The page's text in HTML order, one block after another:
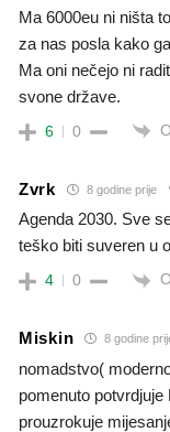
Ma 6000eu ni ništa
za nas posla kako
Ma oni nečejo ni
svone države.
6 0
Zvrk 8 godine prije
Agenda 2030. Sve
teško biti suveren u
4 0
Miskin 8 godine
nomadstvo(
pomenuto
prouzrokuje